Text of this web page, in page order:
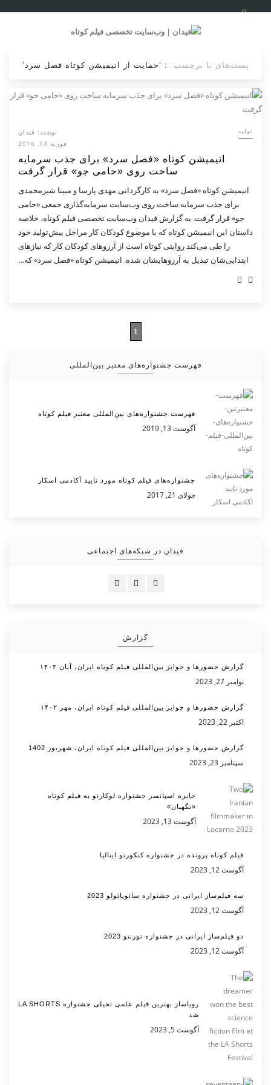
پست‌های با برچسب: : ‘حمایت از انیمیشن کوتاه فصل سرد’
تولید نوشته: فیدان
فوریه 14, 2016
انیمیشن کوتاه «فصل سرد» برای جذب سرمایه
ساخت روی «حامی جو» قرار گرفت
انیمیشن کوتاه «فصل سرد» به کارگردانی مهدی پارسا و مبینا شیرمحمدی
برای جذب سرمایه ساخت روی وب‌سایت سرمایه‌گذاری جمعی «حامی
جو» قرار گرفت. به گزارش فیدان وب‌سایت تخصصی فیلم کوتاه، خلاصه
داستان این انیمیشن کوتاه که با موضوع کودکان کار مراحل پیش‌تولید خود
را طی می‌کند روایتی کوتاه است از آرزوهای کودکان کار که نیازهای
ابتدایی‌شان تبدیل به آرزوهایشان شده. انیمیشن کوتاه «فصل سرد» که…
1
فهرست جشنواره‌های معتبر بین‌المللی
فهرست جشنواره‌های بین‌المللی معتبر فیلم کوتاه
آگوست 13, 2019
جشنواره‌های فیلم کوتاه مورد تایید آکادمی اسکار
جولای 21, 2017
فیدان در شبکه‌های اجتماعی
گزارش
گزارش حضورها و جوایز بین‌المللی فیلم کوتاه ایران، آبان ۱۴۰۲
نوامبر 27, 2023
گزارش حضورها و جوایز بین‌المللی فیلم کوتاه ایران، مهر ۱۴۰۲
اکتبر 22, 2023
گزارش حضورها و جوایز بین‌المللی فیلم کوتاه ایران، شهریور 1402
سپتامبر 23, 2023
جایزه اسپانسر جشنواره لوکارنو به فیلم کوتاه
«نگهبان»
آگوست 13, 2023
فیلم کوتاه پرونده در جشنواره کنکورتو ایتالیا
آگوست 12, 2023
سه فیلم‌ساز ایرانی در جشنواره سائوپائولو 2023
آگوست 12, 2023
دو فیلم‌ساز ایرانی در جشنواره تورنتو 2023
آگوست 12, 2023
رویاساز بهترین فیلم علمی تخیلی جشنواره LA SHORTS
شد
آگوست 5, 2023